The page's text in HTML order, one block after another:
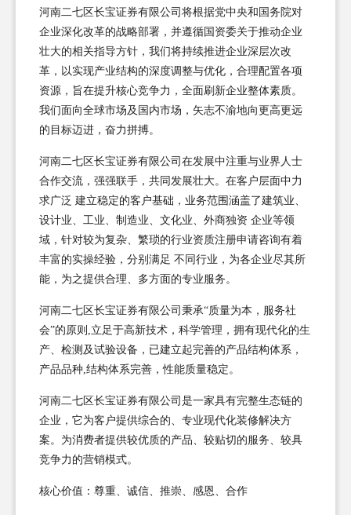
河南二七区长宝证券有限公司将根据党中央和国务院对
企业深化改革的战略部署，并遵循国资委关于推动企业
壮大的相关指导方针，我们将持续推进企业深层次改
革，以实现产业结构的深度调整与优化，合理配置各项
资源，旨在提升核心竞争力，全面刷新企业整体素质。
我们面向全球市场及国内市场，矢志不渝地向更高更远
的目标迈进，奋力拼搏。
河南二七区长宝证券有限公司在发展中注重与业界人士
合作交流，强强联手，共同发展壮大。在客户层面中力
求广泛 建立稳定的客户基础，业务范围涵盖了建筑业、
设计业、工业、制造业、文化业、外商独资 企业等领
域，针对较为复杂、繁琐的行业资质注册申请咨询有着
丰富的实操经验，分别满足 不同行业，为各企业尽其所
能，为之提供合理、多方面的专业服务。
河南二七区长宝证券有限公司秉承“质量为本，服务社
会”的原则,立足于高新技术，科学管理，拥有现代化的生
产、检测及试验设备，已建立起完善的产品结构体系，
产品品种,结构体系完善，性能质量稳定。
河南二七区长宝证券有限公司是一家具有完整生态链的
企业，它为客户提供综合的、专业现代化装修解决方
案。为消费者提供较优质的产品、较贴切的服务、较具
竞争力的营销模式。
核心价值：尊重、诚信、推崇、感恩、合作